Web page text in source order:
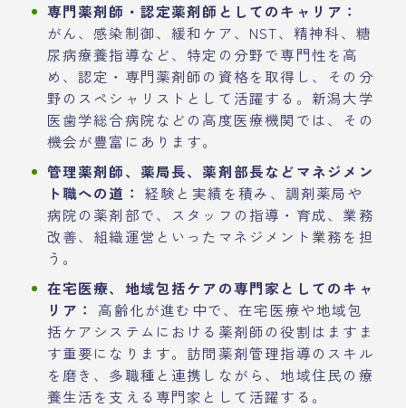
専門薬剤師・認定薬剤師としてのキャリア：
がん、感染制御、緩和ケア、NST、精神科、糖
尿病療養指導など、特定の分野で専門性を高
め、認定・専門薬剤師の資格を取得し、その分
野のスペシャリストとして活躍する。新潟大学
医歯学総合病院などの高度医療機関では、その
機会が豊富にあります。
管理薬剤師、薬局長、薬剤部長などマネジメン
ト職への道： 経験と実績を積み、調剤薬局や
病院の薬剤部で、スタッフの指導・育成、業務
改善、組織運営といったマネジメント業務を担
う。
在宅医療、地域包括ケアの専門家としてのキャ
リア：
高齢化が進む中で、在宅医療や地域包
括ケアシステムにおける薬剤師の役割はますま
す重要になります。訪問薬剤管理指導のスキル
を磨き、多職種と連携しながら、地域住民の療
養生活を支える専門家として活躍する。